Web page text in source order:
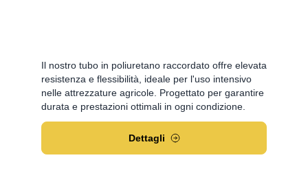
Il nostro tubo in poliuretano raccordato offre elevata
resistenza e flessibilità, ideale per l'uso intensivo
nelle attrezzature agricole. Progettato per garantire
durata e prestazioni ottimali in ogni condizione.
Dettagli